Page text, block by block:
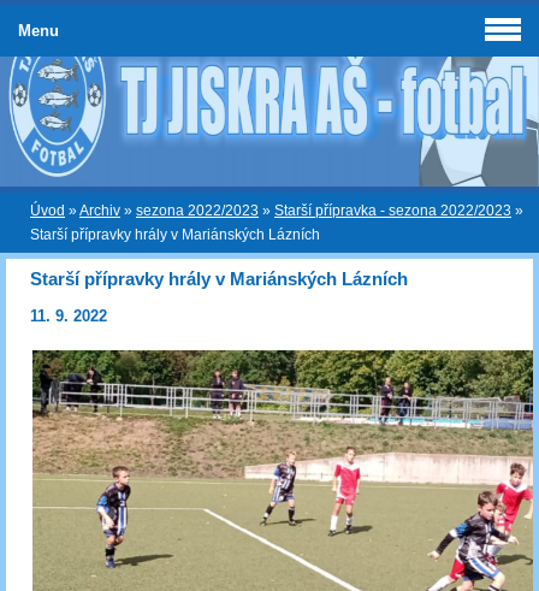
Úvod »Archiv » sezona 2022/2023 » Starší přípravka - sezona 2022/2023 »
Starší přípravky hrály v Mariánských Lázních
Starší přípravky hrály v Mariánských Lázních
11. 9. 2022
Menu